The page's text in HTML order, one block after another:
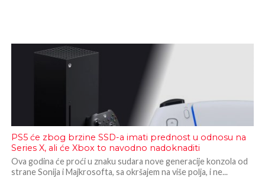
PS5 će zbog brzine SSD-a imati prednost u odnosu na
Series X, ali će Xbox to navodno nadoknaditi
Ova godina će proći u znaku sudara nove generacije konzola od
strane Sonija i Majkrosofta, sa okršajem na više polja, i ne...